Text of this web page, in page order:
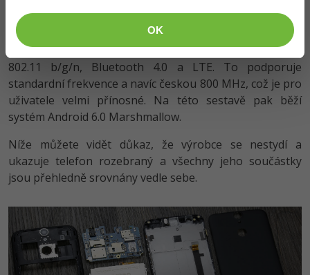
OK
za pomoci microSD karty.
Co se týká konektivity, zde máme Wi-Fi se standardem
802.11 b/g/n, Bluetooth 4.0 a LTE. To podporuje
standardní frekvence a navíc českou 800 MHz, což je pro
uživatele velmi přínosné. Na této sestavě pak běží
systém Android 6.0 Marshmallow.
Níže můžete vidět důkaz, že výrobce se nestydí a
ukazuje telefon rozebraný a všechny jeho součástky
jsou přehledně srovnány vedle sebe.